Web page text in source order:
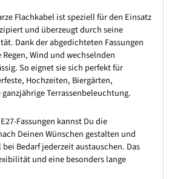
Flachkabel ist speziell für den Einsatz
und überzeugt durch seine
Dank der abgedichteten Fassungen
Wind und wechselnden
So eignet sie sich perfekt für
Hochzeiten, Biergärten,
Terrassenbeleuchtung.
Fassungen kannst Du die
Deinen Wünschen gestalten und
Bedarf jederzeit austauschen. Das
und eine besonders lange